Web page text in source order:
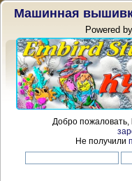
Машинная
Powered
Добро пожаловать,
Не получили